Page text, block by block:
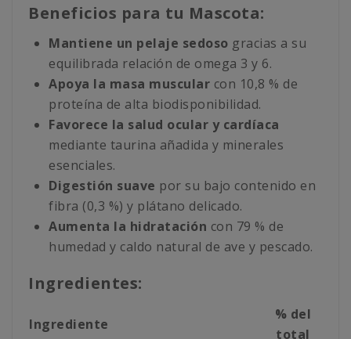
Beneficios para tu Mascota:
Mantiene un pelaje sedoso gracias a su
equilibrada relación de omega 3 y 6.
Apoya la masa muscular con 10,8 % de
proteína de alta biodisponibilidad.
Favorece la salud ocular y cardíaca
mediante taurina añadida y minerales
esenciales.
Digestión suave por su bajo contenido en
fibra (0,3 %) y plátano delicado.
Aumenta la hidratación con 79 % de
humedad y caldo natural de ave y pescado.
Ingredientes:
Ingrediente
% del
total